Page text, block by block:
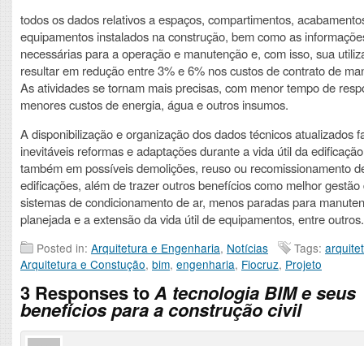
todos os dados relativos a espaços, compartimentos,
equipamentos instalados na construção, bem como as
necessárias para a operação e manutenção e, com isso, sua
resultar em redução entre 3% e 6% nos custos de contrato de
As atividades se tornam mais precisas, com menor tempo de
menores custos de energia, água e outros insumos.
A disponibilização e organização dos dados técnicos atualizados
inevitáveis reformas e adaptações durante a vida útil da
também em possíveis demolições, reuso ou recomissionamento
edificações, além de trazer outros benefícios como melhor gestão
sistemas de condicionamento de ar, menos paradas para
planejada e a extensão da vida útil de equipamentos, entre outros.
Posted in: Arquitetura e Engenharia, Notícias Tags:
Arquitetura e Constução, bim, engenharia, Fiocruz, Projeto
3 Responses toA tecnologia BIM e seus
benefícios para a construção civil